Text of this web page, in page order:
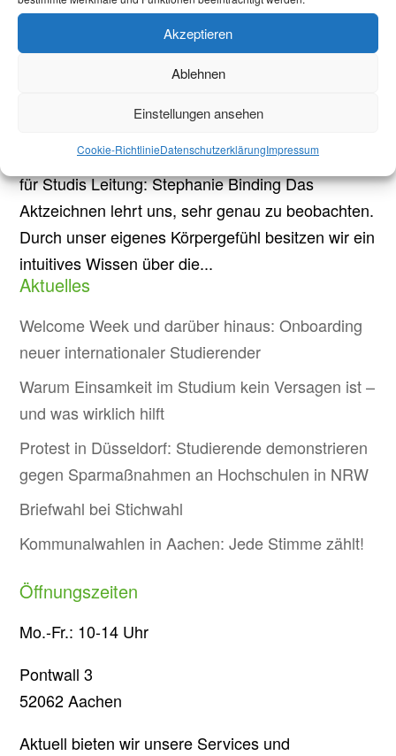
Akzeptieren
Ablehnen
Einstellungen ansehen
Cookie-RichtlinieDatenschutzerklärungImpressum
Architektur, R215, Schinkelstr. 2 Kostenlos, offen
für Studis Leitung: Stephanie Binding Das
Aktzeichnen lehrt uns, sehr genau zu beobachten.
Durch unser eigenes Körpergefühl besitzen wir ein
intuitives Wissen über die...
Aktuelles
Welcome Week und darüber hinaus: Onboarding
neuer internationaler Studierender
Warum Einsamkeit im Studium kein Versagen ist –
und was wirklich hilft
Protest in Düsseldorf: Studierende demonstrieren
gegen Sparmaßnahmen an Hochschulen in NRW
Briefwahl bei Stichwahl
Kommunalwahlen in Aachen: Jede Stimme zählt!
Öffnungszeiten
Mo.-Fr.: 10-14 Uhr
Pontwall 3
52062 Aachen
Aktuell bieten wir unsere Services und